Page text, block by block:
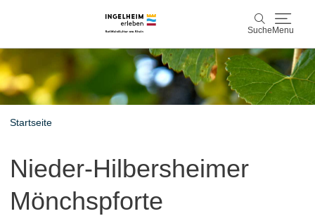
Suche Menu
Suche
Entdecken & Erleben
Planen & Buchen
Startseite
Nieder-Hilbersheimer
Mönchspforte